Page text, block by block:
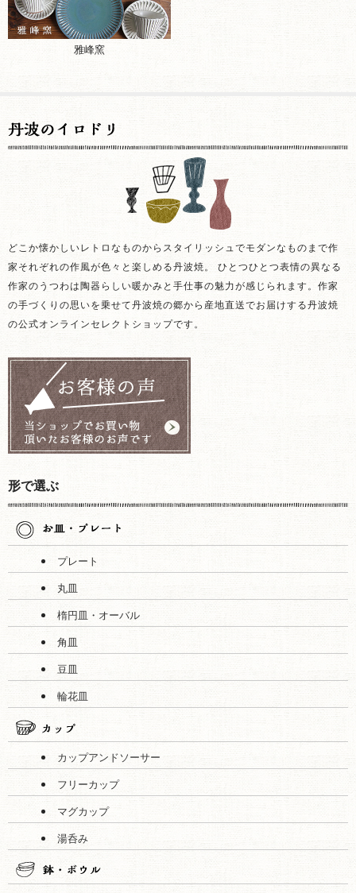
雅峰窯
どこか懐かしいレトロなものからスタイリッシュでモダンなものまで作
家それぞれの作風が色々と楽しめる丹波焼。 ひとつひとつ表情の異なる
作家のうつわは陶器らしい暖かみと手仕事の魅力が感じられます。作家
の手づくりの思いを乗せて丹波焼の郷から産地直送でお届けする丹波焼
の公式オンラインセレクトショップです。
形で選ぶ
プレート
丸皿
楕円皿・オーバル
角皿
豆皿
輪花皿
カップアンドソーサー
フリーカップ
マグカップ
湯呑み